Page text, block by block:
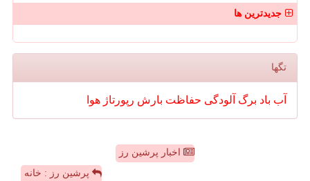
جدیدترین ها
تگها
آب باد برگ آلودگی حفاظت بارش رپورتاژ هوا
اخبار پرشین رز
پرشین رز : خانه